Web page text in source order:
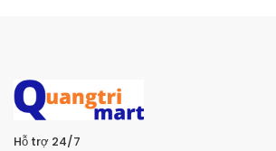
Hỗ trợ 24/7